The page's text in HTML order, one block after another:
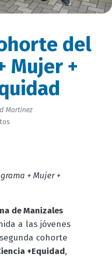
del
Mujer +
Martinez
+ Mujer +
de Manizales
a las jóvenes
cohorte
+Equidad,